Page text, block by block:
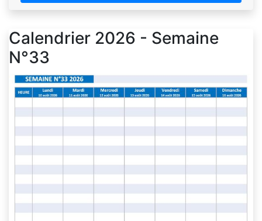
Calendrier 2026 - Semaine
N°33